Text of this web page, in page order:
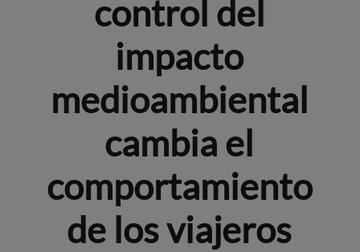
control del
impacto
medioambiental
cambia el
comportamiento
de los viajeros